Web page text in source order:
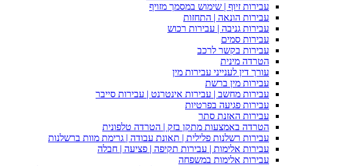
עבירות זיוף | שימוש במסמך מזויף
עבירות הונאה | התחזות
עבירות גניבה | עבירות רכוש
עבירות סמים
עבירות בקשר לרכב
הטרדה מינית
עורך דין לענייני עבירות מין
עבירות מין ברשת
עבירות מחשב | עבירות אינטרנט | עבירות סייבר
עבירות פגיעה בפרטיות
עבירות האזנת סתר
הטרדה באמצעות מתקן בזק | הטרדה טלפונית
עבירות רשלנות פלילית | תאונת עבודה | גרימת מוות ברשלנות
עבירות אלימות | עבירות תקיפה | פציעה | חבלה
עבירות אלימות במשפחה